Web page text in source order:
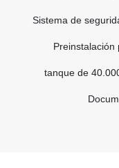
Sistema de
Preinstalación
tanque de